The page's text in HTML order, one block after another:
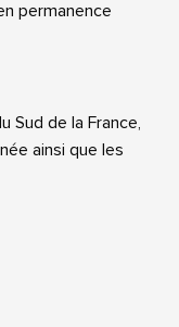
permanence
Sud de la France,
ainsi que les